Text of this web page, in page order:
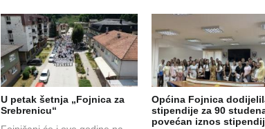
U petak šetnja „Fojnica za
Srebrenicu“
Općina Fojnica
stipendije za 90
povećan iznos